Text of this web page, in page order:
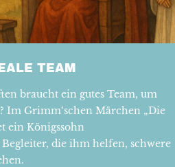
TEAM
braucht ein gutes Team, um
Im Grimm‘schen Märchen „Die
ein Königssohn
die ihm helfen, schwere